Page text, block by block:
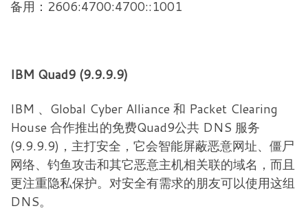
备用：2606:4700:4700::1001
IBM Quad9 (9.9.9.9)
IBM 、Global Cyber Alliance 和 Packet Clearing
House 合作推出的免费Quad9公共 DNS 服务
(9.9.9.9)，主打安全，它会智能屏蔽恶意网址、僵尸
网络、钓鱼攻击和其它恶意主机相关联的域名，而且
更注重隐私保护。对安全有需求的朋友可以使用这组
DNS。